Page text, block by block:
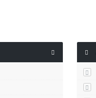
 